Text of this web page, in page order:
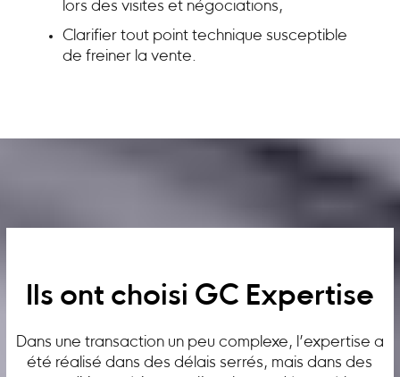
lors des visites et négociations,
Clarifier tout point technique susceptible
de freiner la vente.
Ils ont choisi GC Expertise
Dans une transaction un peu complexe, l’expertise a
été réalisé dans des délais serrés, mais dans des